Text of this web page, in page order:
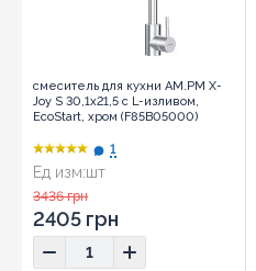
смеситель для кухни AM.PM X-
Joy S 30,1х21,5 с L-изливом,
EcoStart, хром (F85B05000)
Ед изм:шт
1
3436 грн
2405 грн